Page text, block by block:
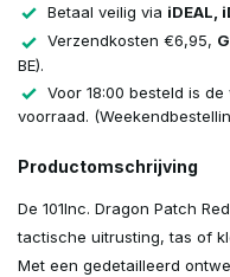
Betaal veilig via iDEAL,
Verzendkosten €6,95,
BE).
Voor 18:00 besteld is
voorraad.
Productomschrijving
De 101Inc. Dragon Patch
tactische uitrusting, tas of
Met een gedetailleerd